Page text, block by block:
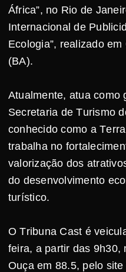
África”, no Rio de
Internacional de
Ecologia”, realizado
(BA).
Atualmente, atua como
Secretaria de Turismo
conhecido como a
trabalha no
valorização dos
do desenvolvimento
turístico.
O Tribuna Cast é
feira, a partir das 9h30,
Ouça em 88.5, pelo